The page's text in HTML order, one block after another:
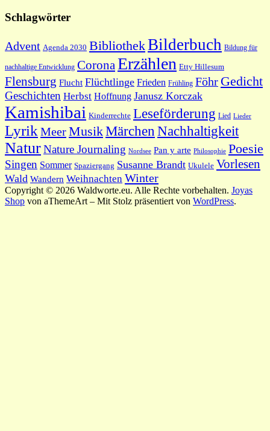
Schlagwörter
Advent Agenda 2030 BibliothekBilderbuch Bildung für
nachhaltige Entwicklung Corona Erzählen Etty Hillesum
Flensburg Flucht Flüchtlinge Frieden Frühling Föhr Gedicht
Geschichten Herbst Hoffnung Janusz Korczak
Kamishibai Kinderrechte Leseförderung Lied Lieder
Lyrik MeerMusikMärchen Nachhaltigkeit
NaturNature Journaling Nordsee Pan y arte Philosophie Poesie
Singen Sommer Spaziergang Susanne Brandt Ukulele Vorlesen
Wald Wandern Weihnachten Winter
Copyright © 2026 Waldworte.eu. Alle Rechte vorbehalten. Joyas
Shop von aThemeArt – Mit Stolz präsentiert von WordPress.